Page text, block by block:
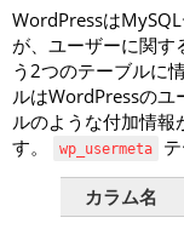
WordPressは
が、ユーザーに関す
う2つのテーブルに
ルはWordPressのユ
ルのような付加情報
す。
wp_usermeta
カラム名